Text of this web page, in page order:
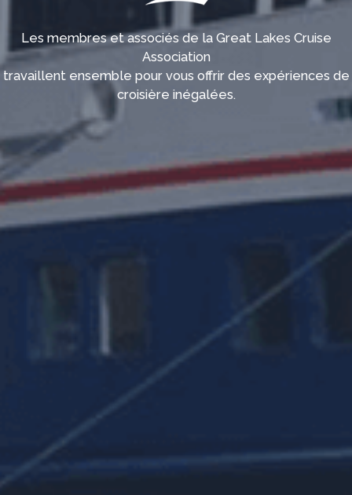
Les membres et associés de la Great Lakes Cruise
Association
travaillent ensemble pour vous offrir des expériences de
croisière inégalées.